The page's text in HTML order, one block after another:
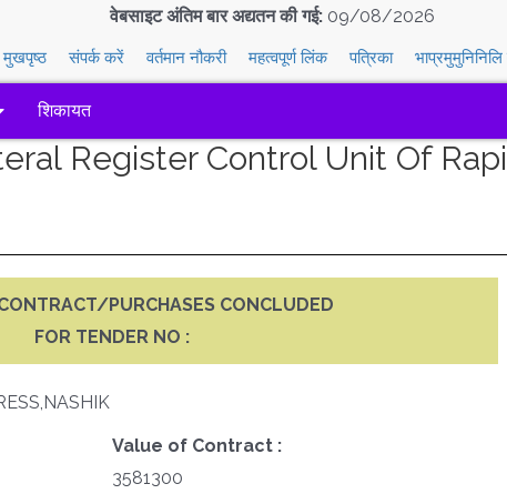
वेबसाइट अंतिम बार अद्यतन की गई: 09/08/2026
मुखपृष्ठ संपर्क करें वर्तमान नौकरी महत्वपूर्ण लिंक पत्रिका
शिकायत
Register Control Unit Of
PURCHASES CONCLUDED
FOR TENDER NO :
Value of Contract :
3581300